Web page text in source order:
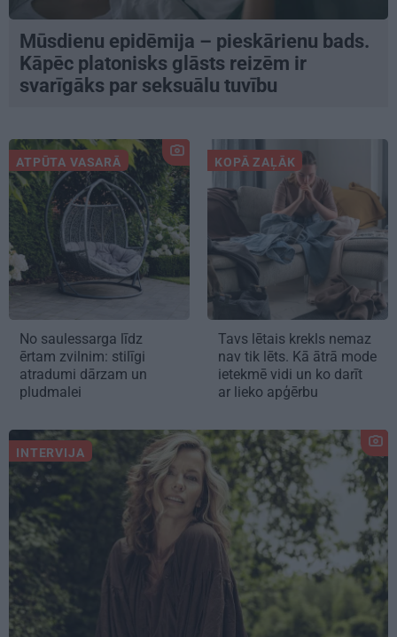
Mūsdienu epidēmija – pieskārienu bads.
Kāpēc platonisks glāsts reizēm ir
svarīgāks par seksuālu tuvību
ATPŪTA VASARĀ
No saulessarga līdz
ērtam zvilnim: stilīgi
atradumi dārzam un
pludmalei
KOPĀ ZAĻĀK
Tavs lētais krekls nemaz
nav tik lēts. Kā ātrā mode
ietekmē vidi un ko darīt
ar lieko apģērbu
INTERVIJA